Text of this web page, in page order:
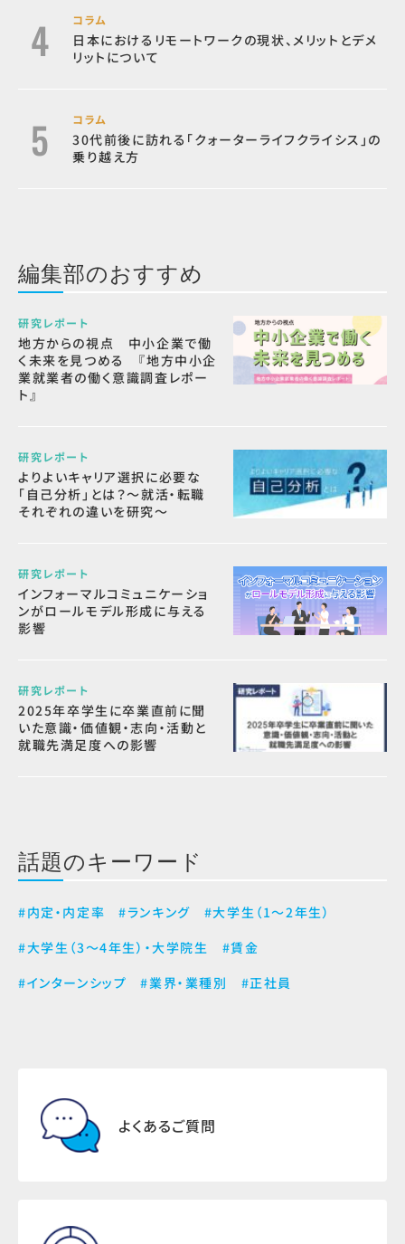
コラム
日本におけるリモートワークの現状、メリットとデメ
リットについて
コラム
30代前後に訪れる「クォーターライフクライシス」の
乗り越え方
編集部のおすすめ
研究レポート
地方からの視点 中小企業で働
く未来を見つめる 『地方中小企
業就業者の働く意識調査レポー
ト』
研究レポート
よりよいキャリア選択に必要な
「自己分析」とは？～就活・転職
それぞれの違いを研究～
研究レポート
インフォーマルコミュニケーショ
ンがロールモデル形成に与える
影響
研究レポート
2025年卒学生に卒業直前に聞
いた意識・価値観・志向・活動と
就職先満足度への影響
話題のキーワード
#内定・内定率 #ランキング
#大学生（1～2年生）
#大学生（3～4年生）・大学院生
#賃金
#インターンシップ
#業界・業種別 #正社員
よくあるご質問